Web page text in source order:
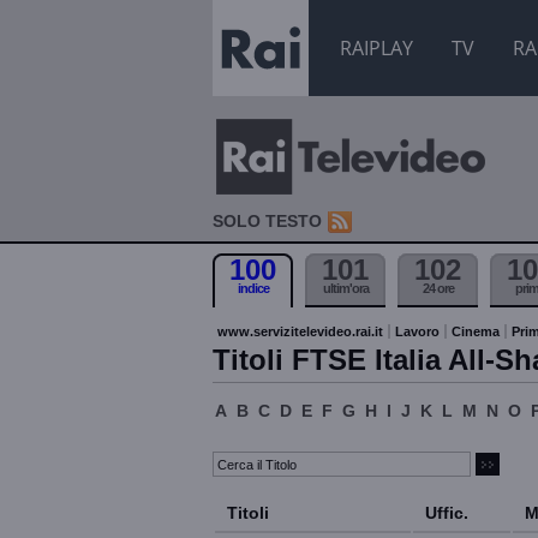
RAIPLAY TV
SOLO TESTO
100
indice
101
ultim'ora
102
24 ore
www.servizitelevideo.rai.it Lavoro Cinema
Titoli FTSE Italia All-
A B C D E F G H I J K L M N O
Titoli Uffic.